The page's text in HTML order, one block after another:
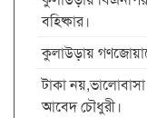
বহিষ্কার।
কুলাউড়ায়
টাকা
আবেদ চৌধুরী।